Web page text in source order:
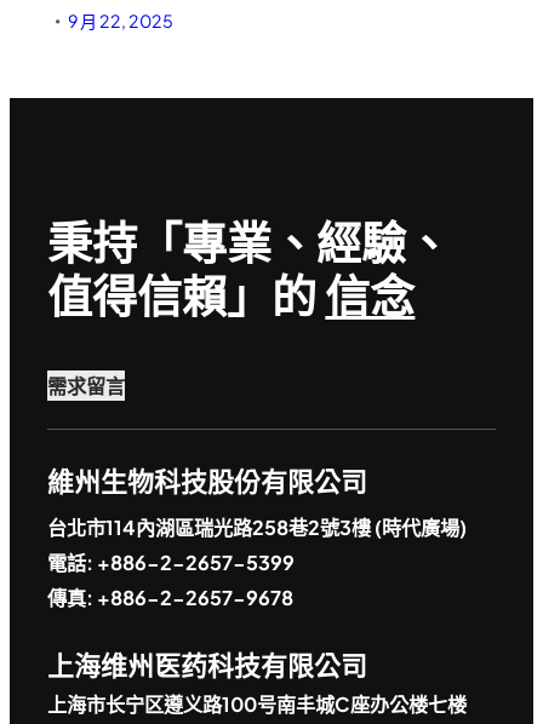
• 9 月 22, 2025
秉持「專業、經驗、
值得信賴」的信念
需求留言
維州生物科技股份有限公司
台北市114內湖區瑞光路258巷2號3樓 (時代廣場)
電話: +886-2-2657-5399
傳真: +886-2-2657-9678
上海维州医药科技有限公司
上海市长宁区遵义路100号南丰城C座办公楼七楼